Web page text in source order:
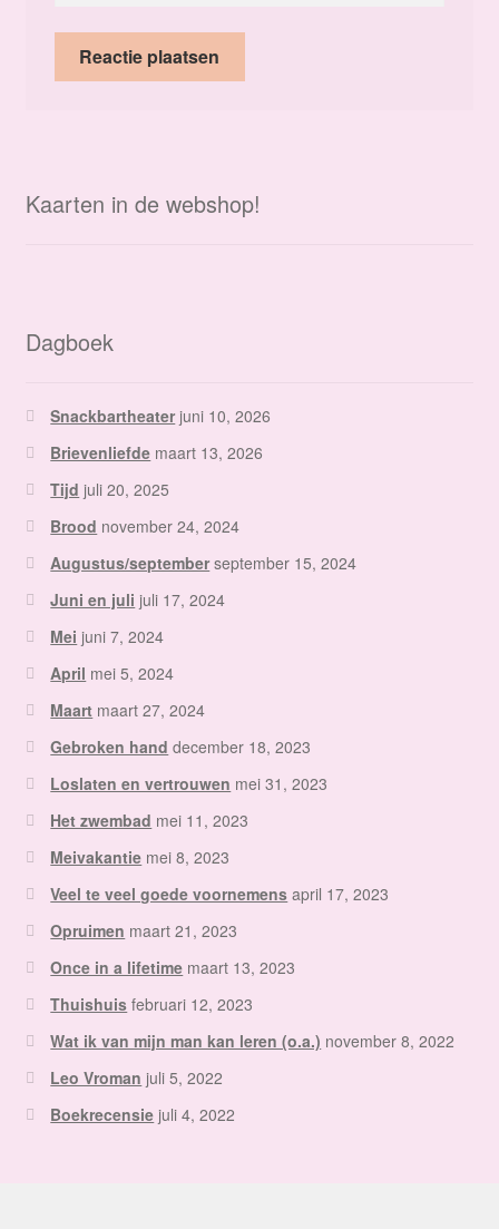
Kaarten in de webshop!
Dagboek
Snackbartheater juni 10, 2026
Brievenliefde maart 13, 2026
Tijd juli 20, 2025
Brood november 24, 2024
Augustus/september september 15, 2024
Juni en juli juli 17, 2024
Mei juni 7, 2024
April mei 5, 2024
Maart maart 27, 2024
Gebroken hand december 18, 2023
Loslaten en vertrouwen mei 31, 2023
Het zwembad mei 11, 2023
Meivakantie mei 8, 2023
Veel te veel goede voornemens april 17, 2023
Opruimen maart 21, 2023
Once in a lifetime maart 13, 2023
Thuishuis februari 12, 2023
Wat ik van mijn man kan leren (o.a.) november 8, 2022
Leo Vroman juli 5, 2022
Boekrecensie juli 4, 2022